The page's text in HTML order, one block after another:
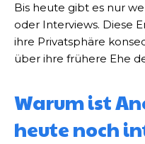
Bis heute gibt es nur
oder Interviews. Diese
ihre Privatsphäre
über ihre frühere Ehe
Warum ist
heute noch